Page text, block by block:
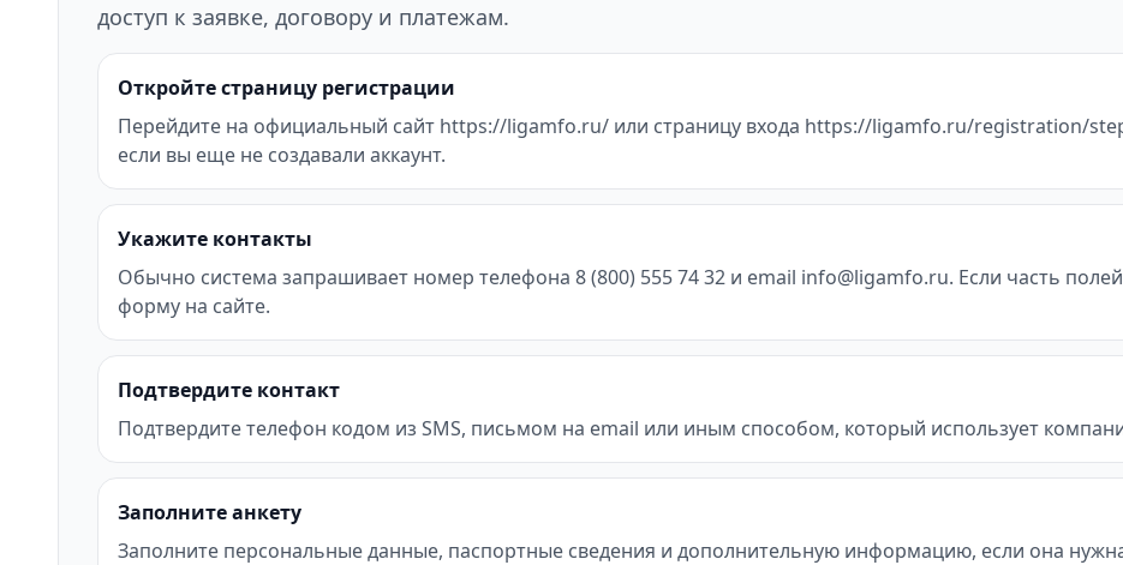
доступ к заявке, договору и платежам.
Откройте страницу регистрации
Перейдите на официальный сайт https://ligamfo.ru/ или страницу входа https://ligamfo.ru/registration/
если вы еще не создавали аккаунт.
Укажите контакты
Обычно система запрашивает номер телефона 8 (800) 555 74 32 и email info@ligamfo.ru. Если часть
форму на сайте.
Подтвердите контакт
Подтвердите телефон кодом из SMS, письмом на email или иным способом, который использует
Заполните анкету
Заполните персональные данные, паспортные сведения и дополнительную информацию, если она